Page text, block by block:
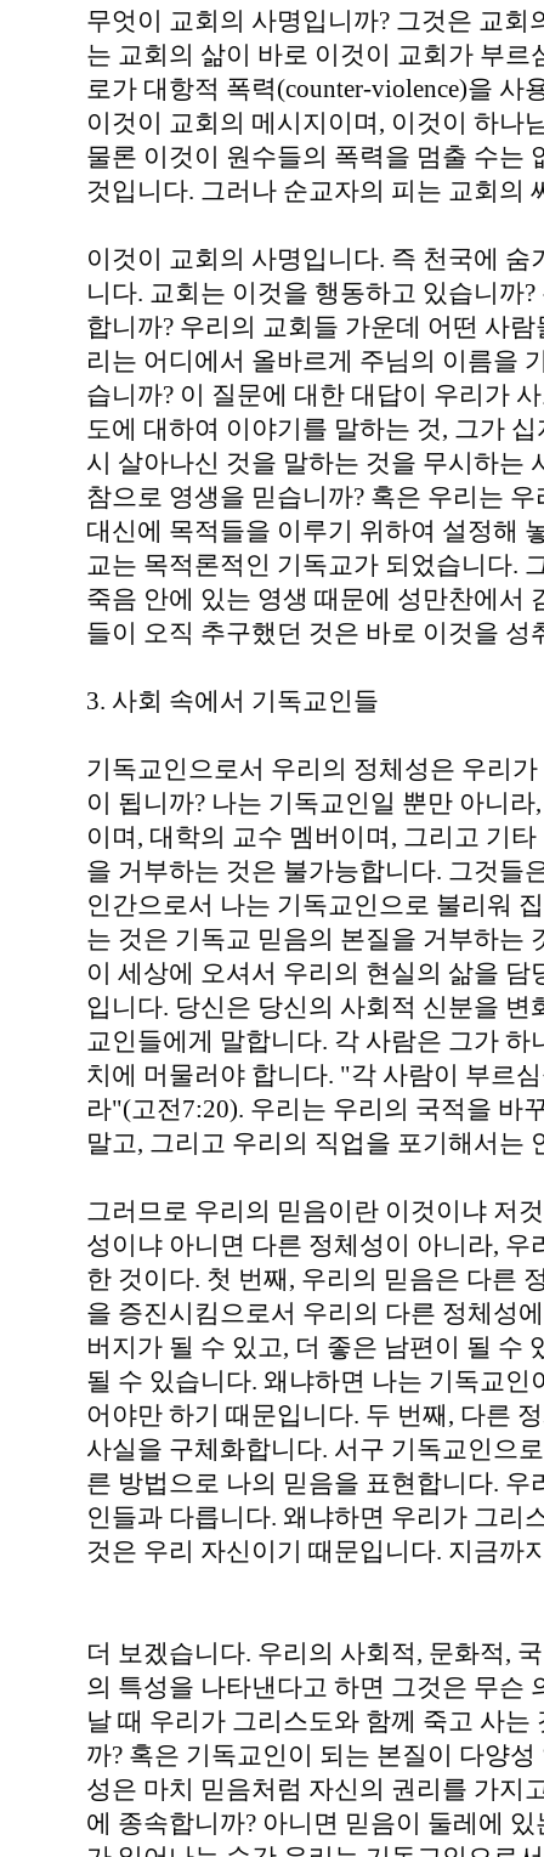
무엇이 교회의 사명입니까? 그것은 교회
는 교회의 삶이 바로 이것이 교회가 부
로가 대항적 폭력(counter-violence)을 사
이것이 교회의 메시지이며, 이것이 하나
물론 이것이 원수들의 폭력을 멈출 수는
것입니다. 그러나 순교자의 피는 교회의
이것이 교회의 사명입니다. 즉 천국에
니다. 교회는 이것을 행동하고 있습니까
합니까? 우리의 교회들 가운데 어떤 사
리는 어디에서 올바르게 주님의 이름을
습니까? 이 질문에 대한 대답이 우리가
도에 대하여 이야기를 말하는 것, 그가
시 살아나신 것을 말하는 것을 무시하는
참으로 영생을 믿습니까? 혹은 우리는
대신에 목적들을 이루기 위하여 설정해
교는 목적론적인 기독교가 되었습니다.
죽음 안에 있는 영생 때문에 성만찬에서
들이 오직 추구했던 것은 바로 이것을
3. 사회 속에서 기독교인들
기독교인으로서 우리의 정체성은 우리
이 됩니까? 나는 기독교인일 뿐만 아니
이며, 대학의 교수 멤버이며, 그리고 기
을 거부하는 것은 불가능합니다. 그것들
인간으로서 나는 기독교인으로 불리워
는 것은 기독교 믿음의 본질을 거부하는
이 세상에 오셔서 우리의 현실의 삶을
입니다. 당신은 당신의 사회적 신분을
교인들에게 말합니다. 각 사람은 그가
치에 머물러야 합니다. "각 사람이 부르
라"(고전7:20). 우리는 우리의 국적을 바
말고, 그리고 우리의 직업을 포기해서는
그러므로 우리의 믿음이란 이것이냐 저
성이냐 아니면 다른 정체성이 아니라,
한 것이다. 첫 번째, 우리의 믿음은 다른
을 증진시킴으로서 우리의 다른 정체성
버지가 될 수 있고, 더 좋은 남편이 될 수
될 수 있습니다. 왜냐하면 나는 기독교
어야만 하기 때문입니다. 두 번째, 다른
사실을 구체화합니다. 서구 기독교인으
른 방법으로 나의 믿음을 표현합니다.
인들과 다릅니다. 왜냐하면 우리가 그리
것은 우리 자신이기 때문입니다. 지금까
더 보겠습니다. 우리의 사회적, 문화적,
의 특성을 나타낸다고 하면 그것은 무슨
날 때 우리가 그리스도와 함께 죽고 사
까? 혹은 기독교인이 되는 본질이 다양
성은 마치 믿음처럼 자신의 권리를 가지
에 종속합니까? 아니면 믿음이 둘레에